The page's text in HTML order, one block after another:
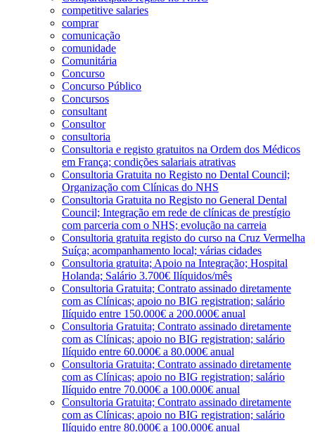
competitive salaries
comprar
comunicação
comunidade
Comunitária
Concurso
Concurso Público
Concursos
consultant
Consultor
consultoria
Consultoria e registo gratuitos na Ordem dos Médicos
em França; condições salariais atrativas
Consultoria Gratuita no Registo no Dental Council;
Organização com Clínicas do NHS
Consultoria Gratuita no Registo no General Dental
Council; Integração em rede de clínicas de prestígio
com parceria com o NHS; evolução na carreia
Consultoria gratuita registo do curso na Cruz Vermelha
Suíça; acompanhamento local; várias cidades
Consultoria gratuita; Apoio na Integração; Hospital
Holanda; Salário 3.700€ Ilíquidos/mês
Consultoria Gratuita; Contrato assinado diretamente
com as Clínicas; apoio no BIG registration; salário
Ilíquido entre 150.000€ a 200.000€ anual
Consultoria Gratuita; Contrato assinado diretamente
com as Clínicas; apoio no BIG registration; salário
Ilíquido entre 60.000€ a 80.000€ anual
Consultoria Gratuita; Contrato assinado diretamente
com as Clínicas; apoio no BIG registration; salário
Ilíquido entre 70.000€ a 100.000€ anual
Consultoria Gratuita; Contrato assinado diretamente
com as Clínicas; apoio no BIG registration; salário
Ilíquido entre 80.000€ a 100.000€ anual